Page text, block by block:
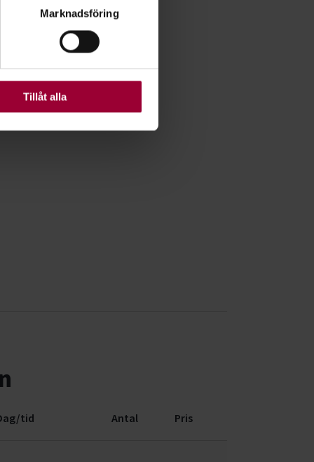
. Du kan ändra
Vissa kakor är
Marknadsföring
Tillåt alla
tid Antal Pris